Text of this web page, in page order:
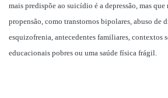
mais predispõe ao suicídio é a depressão, mas
propensão, como transtornos bipolares, abuso de
esquizofrenia, antecedentes familiares, contextos
educacionais pobres ou uma saúde física frágil.